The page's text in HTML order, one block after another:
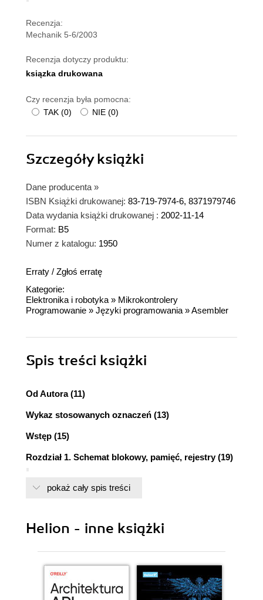
Recenzja:
Mechanik 5-6/2003
Recenzja dotyczy produktu:
ksiązka drukowana
Czy recenzja była pomocna:
TAK (0) NIE (0)
Szczegółyksiążki
Dane producenta »
ISBN Książki drukowanej: 83-719-7974-6, 8371979746
Data wydania książki drukowanej : 2002-11-14
Format: B5
Numer z katalogu: 1950
Erraty / Zgłoś erratę
Kategorie:
Elektronika i robotyka » Mikrokontrolery
Programowanie » Języki programowania »Asembler
Spis treści książki
Od Autora (11)
Wykaz stosowanych oznaczeń (13)
Wstęp (15)
Rozdział 1. Schemat blokowy, pamięć, rejestry (19)
Mid-Range (20)
Cykl maszynowy (25)
Tryby adresowania, budowa pamięci danych,
podział na banki (26)
pokaż cały spis treści
Helion - inne książki